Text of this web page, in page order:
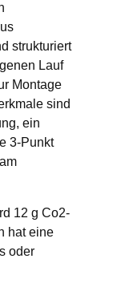
strukturiert
Lauf
Montage
sind
ein
3-Punkt
12 g Co2-
hat eine
oder